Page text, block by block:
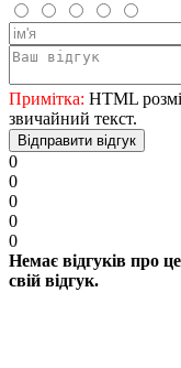
Примітка: HTML
звичайний текст.
Відправити відгук
0
0
0
0
0
Немає відгуків про
свій відгук.